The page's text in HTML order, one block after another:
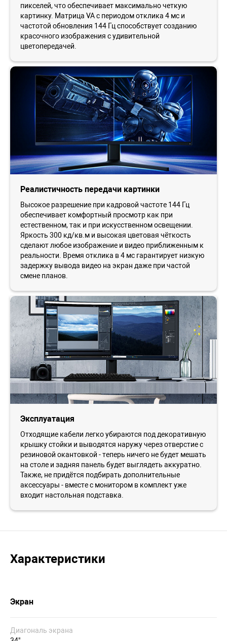
пикселей, что обеспечивает максимально четкую
картинку. Матрица VA с периодом отклика 4 мс и
частотой обновления 144 Гц способствует созданию
красочного изображения с удивительной
цветопередачей.
Реалистичность передачи картинки
Высокое разрешение при кадровой частоте 144 Гц
обеспечивает комфортный просмотр как при
естественном, так и при искусственном освещении.
Яркость 300 кд/кв.м и высокая цветовая чёткость
сделают любое изображение и видео приближенным к
реальности. Время отклика в 4 мс гарантирует низкую
задержку вывода видео на экран даже при частой
смене планов.
Эксплуатация
Отходящие кабели легко убираются под декоративную
крышку стойки и выводятся наружу через отверстие с
резиновой окантовкой - теперь ничего не будет мешать
на столе и задняя панель будет выглядеть аккуратно.
Также, не придётся подбирать дополнительные
аксессуары - вместе с монитором в комплект уже
входит настольная подставка.
Характеристики
Экран
Диагональ экрана